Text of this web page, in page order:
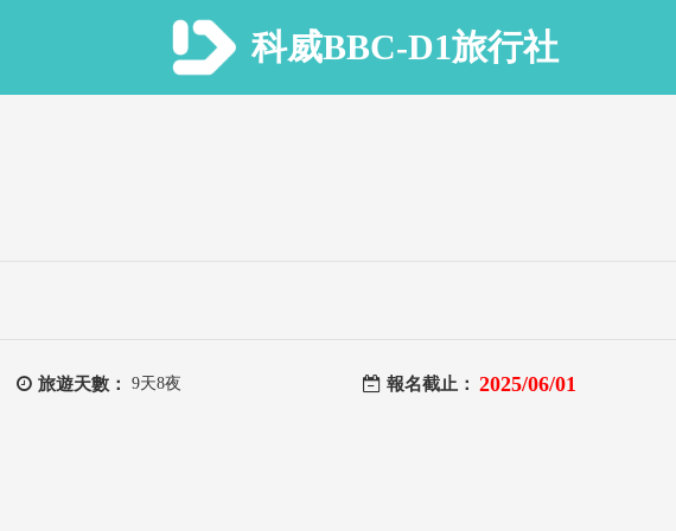
科威BBC-D1旅行社
旅遊天數： 9天8夜 報名截止： 2025/06/01